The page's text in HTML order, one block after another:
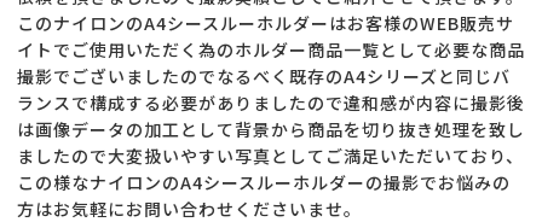
このナイロンのA4シースルーホルダーはお客様のWEB販売サ
イトでご使用いただく為のホルダー商品一覧として必要な商品
撮影でございましたのでなるべく既存のA4シリーズと同じバ
ランスで構成する必要がありましたので違和感が内容に撮影後
は画像データの加工として背景から商品を切り抜き処理を致し
ましたので大変扱いやすい写真としてご満足いただいており、
この様なナイロンのA4シースルーホルダーの撮影でお悩みの
方はお気軽にお問い合わせくださいませ。